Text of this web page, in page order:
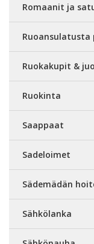
Romaanit ja
Ruokakupit &
Ruokinta
Saappaat
Sadeloimet
Sädemädän
Sähkölanka